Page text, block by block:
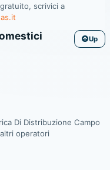
scrivici a
Up
Di Distribuzione Campo
operatori